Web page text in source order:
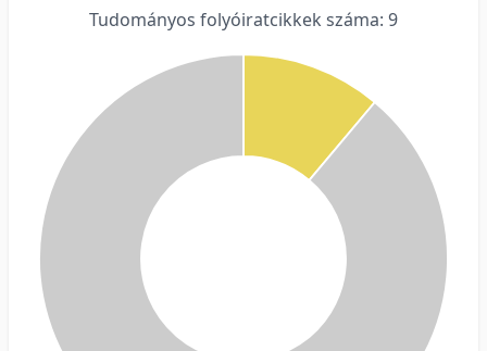
Tudományos folyóiratcikkek száma: 9